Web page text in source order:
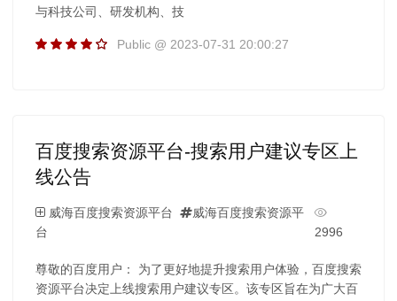
与科技公司、研发机构、技
Public @ 2023-07-31 20:00:27
百度搜索资源平台-搜索用户建议专区上
线公告
威海百度搜索资源平台
威海百度搜索资源平
台
2996
尊敬的百度用户： 为了更好地提升搜索用户体验，百度搜索
资源平台决定上线搜索用户建议专区。该专区旨在为广大百